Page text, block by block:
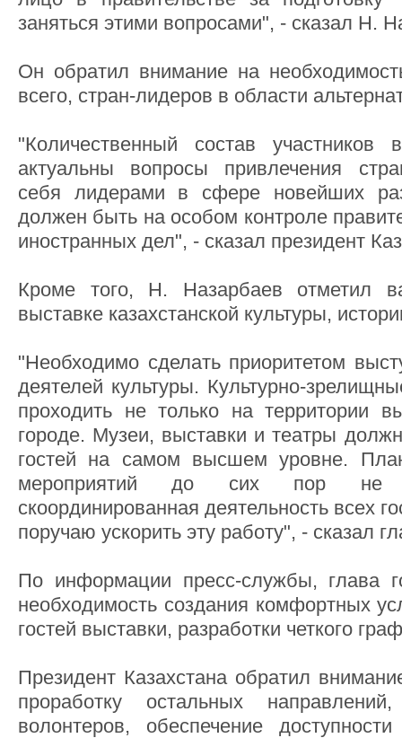
заняться этими вопросами", - сказал Н.
Он обратил внимание на
всего, стран-лидеров в области
"Количественный состав
актуальны вопросы привлечения
себя лидерами в сфере новейших
должен быть на особом контроле
иностранных дел", - сказал президент
Кроме того, Н. Назарбаев отметил
выставке казахстанской культуры,
"Необходимо сделать приоритетом
деятелей культуры. Культурно-
проходить не только на территории
городе. Музеи, выставки и театры
гостей на самом высшем уровне.
мероприятий до сих пор не
скоординированная деятельность всех
поручаю ускорить эту работу", - сказал
По информации пресс-службы, глава
необходимость создания комфортных
гостей выставки, разработки четкого
Президент Казахстана обратил
проработку остальных
волонтеров, обеспечение